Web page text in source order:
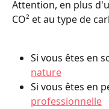
Attention, en plus
CO² et au type de
Si vous êtes en
nature
Si vous êtes en
professionnelle